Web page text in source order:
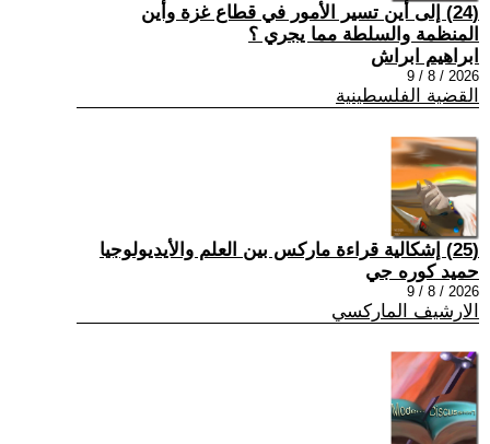
(24) إلى أين تسير الأمور في قطاع غزة وأين
المنظمة والسلطة مما يجري ؟
ابراهيم ابراش
2026 / 8 / 9
القضية الفلسطينية
(25) إشكالية قراءة ماركس بين العلم والأيديولوجيا
حميد كوره جي
2026 / 8 / 9
الارشيف الماركسي